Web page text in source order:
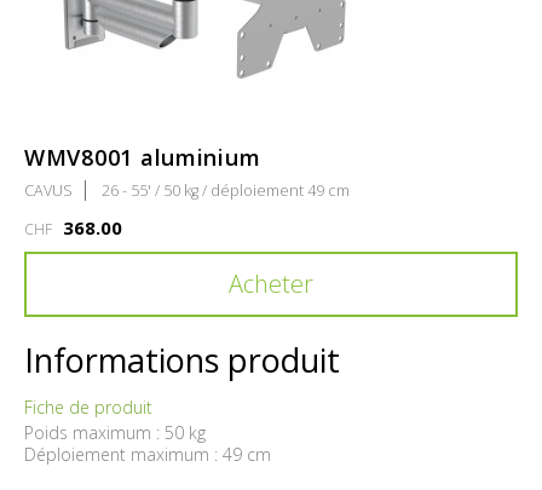
WMV8001 aluminium
CAVUS
26 - 55' / 50 kg / déploiement 49 cm
CHF 368.00
Acheter
Informations produit
Fiche de produit
Poids maximum : 50 kg
Déploiement maximum : 49 cm